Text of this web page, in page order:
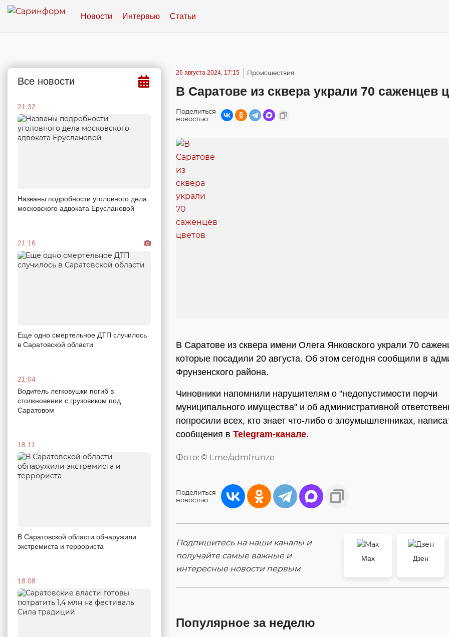
Новости Интервью Статьи
Все новости
21:32
Названы подробности уголовного дела
московского адвоката Еруслановой
21:16
Еще одно смертельное ДТП случилось
в Саратовской области
21:04
Водитель легковушки погиб в
столкновении с грузовиком под
Саратовом
18:11
В Саратовской области обнаружили
экстремиста и террориста
18:08
26 августа 2024, 17:15 Происшествия
В Саратове из сквера украли 70 саженцев
Поделиться
новостью:
В Саратове из сквера имени Олега Янковского украли 70
которые посадили 20 августа. Об этом сегодня сообщили в
Фрунзенского района.
Чиновники напомнили нарушителям о "недопустимости порчи
муниципального имущества" и об административной
попросили всех, кто знает что-либо о злоумышленниках,
сообщения в Telegram-канале.
Фото: © t.me/admfrunze
Поделиться
новостью:
Подпишитесь на наши каналы и
получайте самые важные и
интересные новости первым
Max
Дзен
Популярное за неделю